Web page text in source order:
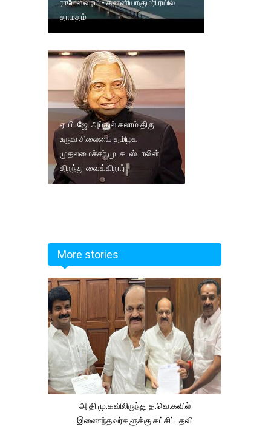
ராமேஸ்வரம் - கன்னியாகுமரி ரயில்
தாமதம்
ஏ. பி. ஜே .அப்துல் கலாம் திரு
உருவ சிலையை தமிழக
முதலமைச்சர் மு .க. ஸ்டாலின்
திறந்து வைக்கிறார் .
More stories
அ.தி.மு.கவிலிருந்து த.வெ.கவில்
இணைந்தவர்களுக்கு கட்சிப்பதவி